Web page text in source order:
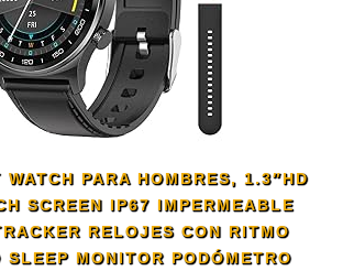
PARA HOMBRES, 1.3″HD
SCREEN IP67 IMPERMEABLE
RELOJES CON RITMO
SLEEP MONITOR PODÓMETRO